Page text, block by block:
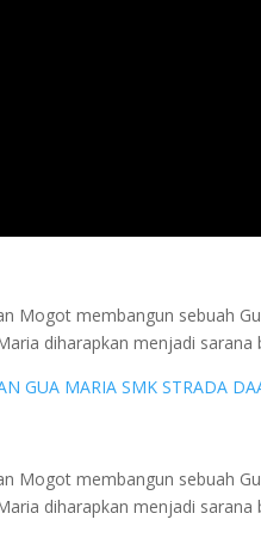
Mogot membangun sebuah
diharapkan menjadi
Mogot membangun sebuah
diharapkan menjadi